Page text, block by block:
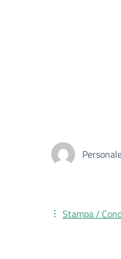
Stampa /